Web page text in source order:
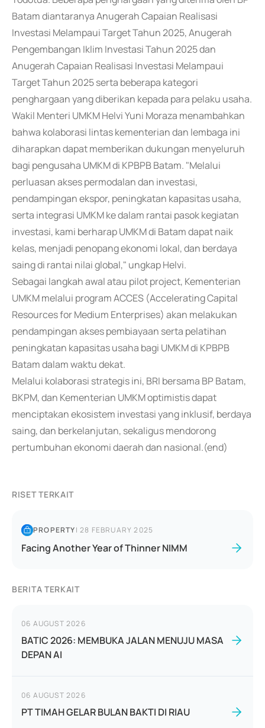
Batam diantaranya Anugerah Capaian Realisasi
Investasi Melampaui Target Tahun 2025, Anugerah
Pengembangan Iklim Investasi Tahun 2025 dan
Anugerah Capaian Realisasi Investasi Melampaui
Target Tahun 2025 serta beberapa kategori
penghargaan yang diberikan kepada para pelaku usaha.
Wakil Menteri UMKM Helvi Yuni Moraza menambahkan
bahwa kolaborasi lintas kementerian dan lembaga ini
diharapkan dapat memberikan dukungan menyeluruh
bagi pengusaha UMKM di KPBPB Batam. "Melalui
perluasan akses permodalan dan investasi,
pendampingan ekspor, peningkatan kapasitas usaha,
serta integrasi UMKM ke dalam rantai pasok kegiatan
investasi, kami berharap UMKM di Batam dapat naik
kelas, menjadi penopang ekonomi lokal, dan berdaya
saing di rantai nilai global," ungkap Helvi.
Sebagai langkah awal atau pilot project, Kementerian
UMKM melalui program ACCES (Accelerating Capital
Resources for Medium Enterprises) akan melakukan
pendampingan akses pembiayaan serta pelatihan
peningkatan kapasitas usaha bagi UMKM di KPBPB
Batam dalam waktu dekat.
Melalui kolaborasi strategis ini, BRI bersama BP Batam,
BKPM, dan Kementerian UMKM optimistis dapat
menciptakan ekosistem investasi yang inklusif, berdaya
saing, dan berkelanjutan, sekaligus mendorong
pertumbuhan ekonomi daerah dan nasional.(end)
RISET TERKAIT
PROPERTY|28 FEBRUARY 2025
Facing Another Year of Thinner NIMM
BERITA TERKAIT
06 AUGUST 2026
BATIC 2026: MEMBUKA JALAN MENUJU MASA
DEPAN AI
06 AUGUST 2026
PT TIMAH GELAR BULAN BAKTI DI RIAU